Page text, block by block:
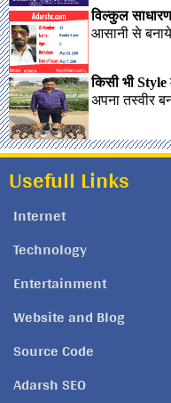
विल्कुल
आसानी से
किसी भी Style
अपना तस्वीर
Usefull Links
Internet
Technology
Entertainment
Website and Blog
Source Code
Adarsh SEO